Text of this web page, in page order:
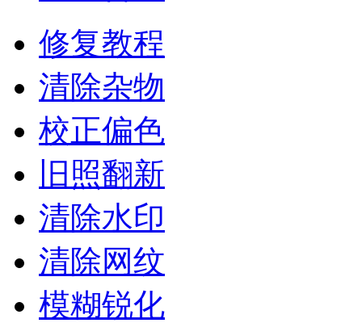
修复教程
清除杂物
校正偏色
旧照翻新
清除水印
清除网纹
模糊锐化